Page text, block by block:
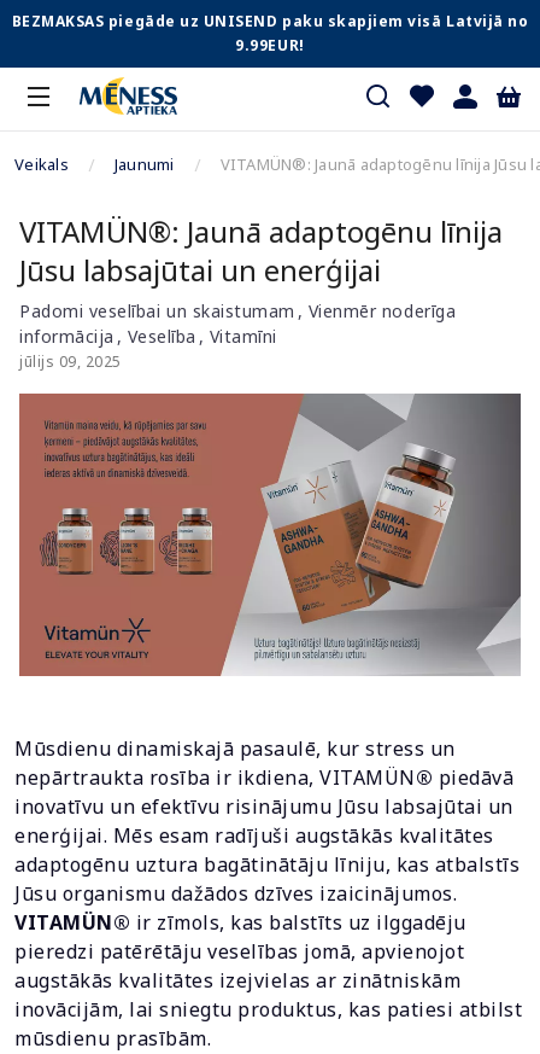
BEZMAKSAS piegāde uz UNISEND paku skapjiem visā Latvijā no
9.99EUR!
Veikals Jaunumi VITAMÜN®: Jaunā adaptogēnu līnija Jūsu
VITAMÜN®: Jaunā adaptogēnu līnija
Jūsu labsajūtai un enerģijai
Padomi veselībai un skaistumam Vienmēr noderīga
informācija Veselība Vitamīni
jūlijs 09, 2025
Mūsdienu dinamiskajā pasaulē, kur stress un
nepārtraukta rosība ir ikdiena, VITAMÜN® piedāvā
inovatīvu un efektīvu risinājumu Jūsu labsajūtai un
enerģijai. Mēs esam radījuši augstākās kvalitātes
adaptogēnu uztura bagātinātāju līniju, kas atbalstīs
Jūsu organismu dažādos dzīves izaicinājumos.
VITAMÜN® ir zīmols, kas balstīts uz ilggadēju
pieredzi patērētāju veselības jomā, apvienojot
augstākās kvalitātes izejvielas ar zinātniskām
inovācijām, lai sniegtu produktus, kas patiesi atbilst
mūsdienu prasībām.